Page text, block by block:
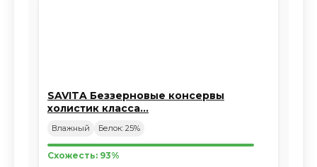
SAVITA Беззерновые консервы
холистик класса…
Влажный Белок: 25%
Схожесть: 93%